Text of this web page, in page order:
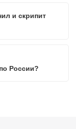
и скрипит
России?